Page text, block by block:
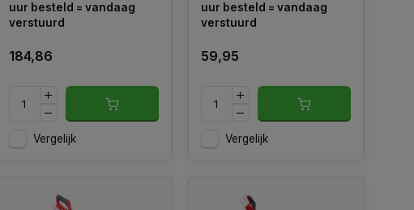
uur besteld = vandaag
verstuurd
184,86
Vergelijk
uur besteld = vandaag
verstuurd
59,95
Vergelijk